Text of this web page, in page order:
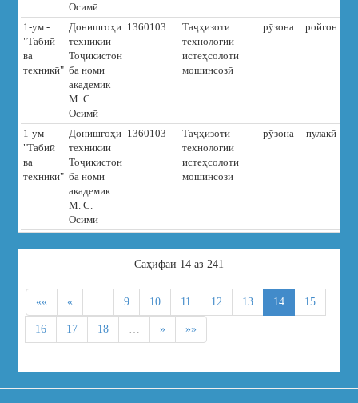
Осимӣ
1-ум -
"Табиӣ
ва
техникӣ"
Донишгоҳи
техникии
Тоҷикистон
ба номи
академик
М. С.
Осимӣ
1360103
Таҷҳизоти
технологии
истеҳсолоти
мошинсозӣ
рӯзона ройгон
1-ум -
"Табиӣ
ва
техникӣ"
Донишгоҳи
техникии
Тоҷикистон
ба номи
академик
М. С.
Осимӣ
1360103
Таҷҳизоти
технологии
истеҳсолоти
мошинсозӣ
рӯзона пулакӣ
Cаҳифаи 14 аз 241
«« « … 9 10 11 12 13 14 15
16 17 18 … » »»